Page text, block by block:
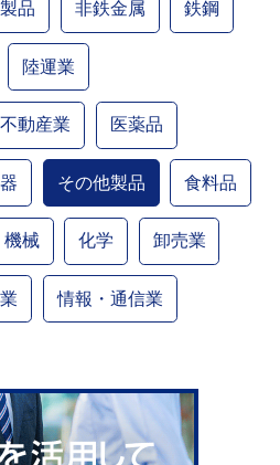
品 非鉄金属 鉄鋼
陸運業
不動産業 医薬品
その他製品 食料品
機械 化学 卸売業
情報・通信業